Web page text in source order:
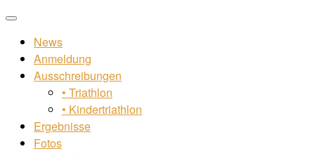
Zum
springen
Menü
News
Anmeldung
Ausschreibungen
• Triathlon
• Kindertriathlon
Ergebnisse
Fotos